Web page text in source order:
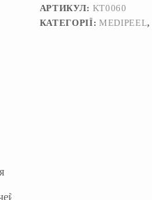
АРТИКУЛ: KT0060
КАТЕГОРІЇ: MEDIPEEL,